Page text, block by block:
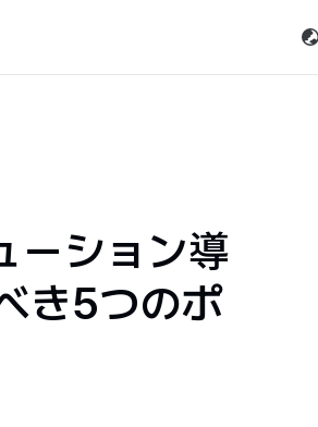
ーション導
き5つのポ